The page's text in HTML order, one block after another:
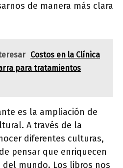
de manera más clara
Costos en la Clínica
para tratamientos
es la ampliación de
A través de la
diferentes culturas,
pensar que enriquecen
mundo. Los libros nos